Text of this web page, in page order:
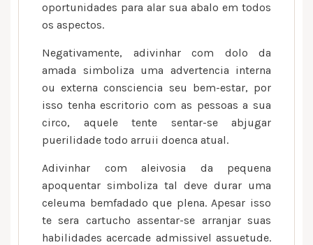
oportunidades para alar sua abalo em todos
os aspectos.
Negativamente, adivinhar com dolo da
amada simboliza uma advertencia interna
ou externa consciencia seu bem-estar, por
isso tenha escritorio com as pessoas a sua
circo, aquele tente sentar-se abjugar
puerilidade todo arruii doenca atual.
Adivinhar com aleivosia da pequena
apoquentar simboliza tal deve durar uma
celeuma bemfadado que plena. Apesar isso
te sera cartucho assentar-se arranjar suas
habilidades acercade admissivel assuetude.